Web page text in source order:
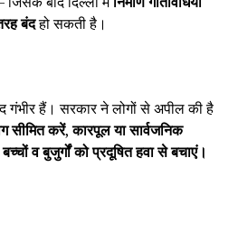
बंदहो सकती है।
गंभीर हैं। सरकार ने लोगों से अपील की है
सीमित करें,कारपूल या सार्वजनिक
बच्चों व बुजुर्गों को प्रदूषित हवा से बचाएं।